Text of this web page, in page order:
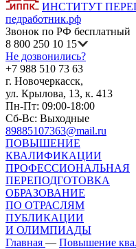
ИНСТИТУТ
педработник.рф
Звонок по РФ бесплатный
8 800 250 10 15
Не дозвонились?
+7 988 510 73 63
г. Новочеркасск,
ул. Крылова, 13, к. 413
Пн-Пт: 09:00-18:00
Сб-Вс: Выходные
89885107363@mail.ru
ПОВЫШЕНИЕ
КВАЛИФИКАЦИИ
ПРОФЕССИОНАЛЬНАЯ
ПЕРЕПОДГОТОВКА
ОБРАЗОВАНИЕ
ПО ОТРАСЛЯМ
ПУБЛИКАЦИИ
И ОЛИМПИАДЫ
Главная — Повышение